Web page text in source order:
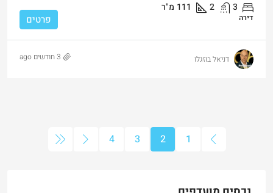
3
2
111 מ"ר
דירה פרטים
דניאל בוזגלו 3 חודשים ago
1
2
3
4